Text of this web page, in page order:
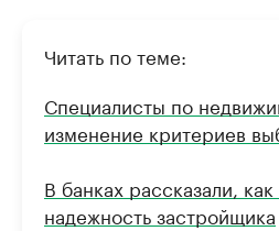
Читать по теме:
Специалисты по
изменение критериев
В банках рассказали,
надежность застройщика